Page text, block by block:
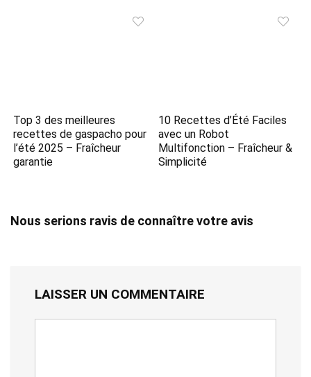
Top 3 des meilleures
recettes de gaspacho pour
l’été 2025 – Fraîcheur
garantie
10 Recettes d’Été Faciles
avec un Robot
Multifonction – Fraîcheur &
Simplicité
Nous serions ravis de connaître votre avis
LAISSER UN COMMENTAIRE